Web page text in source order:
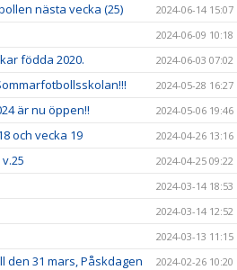
nästa vecka (25) 2024-06-14 15:07
2024-06-09 10:18
födda 2020. 2024-06-03 07:02
2024-05-28 16:27
är nu öppen!! 2024-05-06 19:46
och vecka 19 2024-04-26 13:16
2024-04-25 09:22
2024-03-14 18:53
2024-03-14 12:52
2024-03-13 11:15
den 31 mars, Påskdagen 2024-02-26 10:20